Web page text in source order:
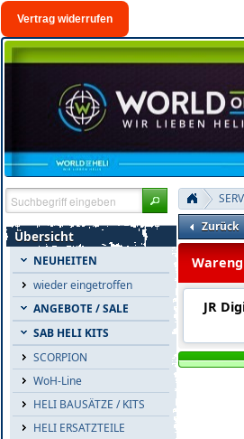
Vertrag widerrufen
Übersicht
NEUHEITEN
wieder eingetroffen
ANGEBOTE / SALE
SAB HELI KITS
SCORPION
WoH-Line
HELI BAUSÄTZE / KITS
HELI ERSATZTEILE
Zurück
JR